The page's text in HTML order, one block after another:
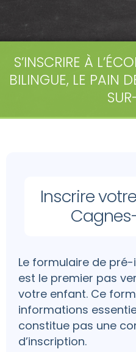
S’INSCRIRE À
BILINGUE, LE PAIN
Inscrire
Le formulaire de
est le premier pas
votre enfant. Ce
informations
constitue pas une
d’inscription.